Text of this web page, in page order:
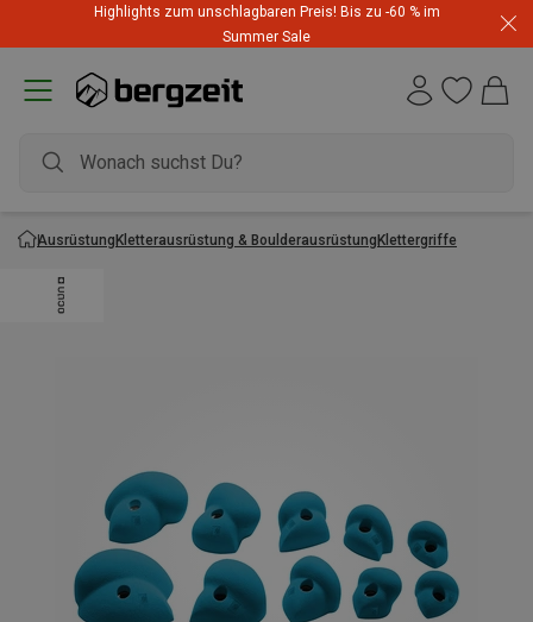
Highlights zum unschlagbaren Preis! Bis zu -60 % im
Summer Sale
AusrüstungKletterausrüstung & BoulderausrüstungKlettergriffe